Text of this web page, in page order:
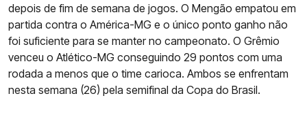
depois de fim de semana de jogos. O Mengão empatou em
partida contra o América-MG e o único ponto ganho não
foi suficiente para se manter no campeonato. O Grêmio
venceu o Atlético-MG conseguindo 29 pontos com uma
rodada a menos que o time carioca. Ambos se enfrentam
nesta semana (26) pela semifinal da Copa do Brasil.